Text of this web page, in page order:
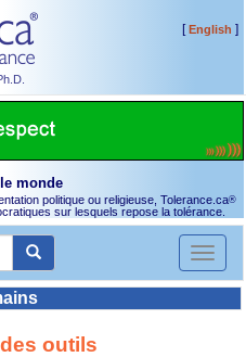
[English ]
monde
politique ou religieuse, Tolerance.ca®
sur lesquels repose la tolérance.
Toggle
outils